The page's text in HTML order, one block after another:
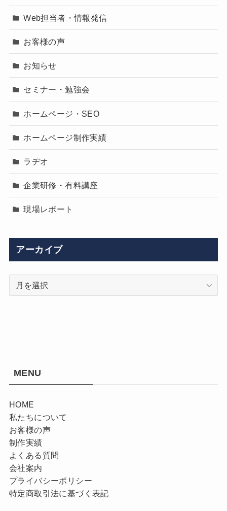
Web担当者・情報発信
お客様の声
お知らせ
セミナー・勉強会
ホームページ・SEO
ホームページ制作実績
ラヂオ
企業研修・有料講座
現場レポート
アーカイブ
MENU
HOME
私たちについて
お客様の声
制作実績
よくある質問
会社案内
プライバシーポリシー
特定商取引法に基づく表記